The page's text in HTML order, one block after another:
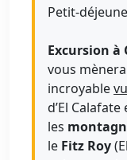
Petit-
Excursion à
vous
incroyable
d’El
les
le Fitz Roy